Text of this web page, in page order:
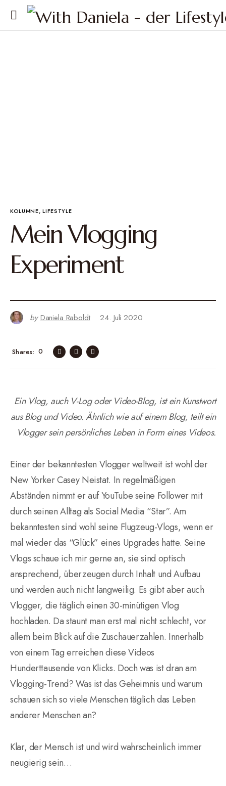
KOLUMNE LIFESTYLE
Mein Vlogging
Experiment
by Daniela Raboldt 24. Juli 2020
0
Shares
Ein Vlog, auch V-Log oder Video-Blog, ist ein Kunstwort
aus Blog und Video. Ähnlich wie auf einem Blog, teilt ein
Vlogger sein persönliches Leben in Form eines Videos.
Einer der bekanntesten Vlogger weltweit ist wohl der
New Yorker Casey Neistat. In regelmäßigen
Abständen nimmt er auf YouTube seine Follower mit
durch seinen Alltag als Social Media “Star”. Am
bekanntesten sind wohl seine Flugzeug-Vlogs, wenn er
mal wieder das “Glück” eines Upgrades hatte. Seine
Vlogs schaue ich mir gerne an, sie sind optisch
ansprechend, überzeugen durch Inhalt und Aufbau
und werden auch nicht langweilig. Es gibt aber auch
Vlogger, die täglich einen 30-minütigen Vlog
hochladen. Da staunt man erst mal nicht schlecht, vor
allem beim Blick auf die Zuschauerzahlen. Innerhalb
von einem Tag erreichen diese Videos
Hunderttausende von Klicks. Doch was ist dran am
Vlogging-Trend? Was ist das Geheimnis und warum
schauen sich so viele Menschen täglich das Leben
anderer Menschen an?
Klar, der Mensch ist und wird wahrscheinlich immer
neugierig sein…